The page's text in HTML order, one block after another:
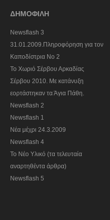
ΔΗΜΟΦΙΛΗ
Newsflash 3
31.01.2009.Πληροφόρηση για τον
Καποδίστρια Νο 2
To Χωριό Σέρβου Αρκαδίας
Σέρβου 2010. Με κατάνυξη
εορτάστηκαν τα Άγια Πάθη.
Newsflash 2
Newsflash 1
Nέα μέχρι 24.3.2009
Newsflash 4
Το Νέο Υλικό (τα τελευταία
αναρτηθέντα άρθρα)
Newsflash 5